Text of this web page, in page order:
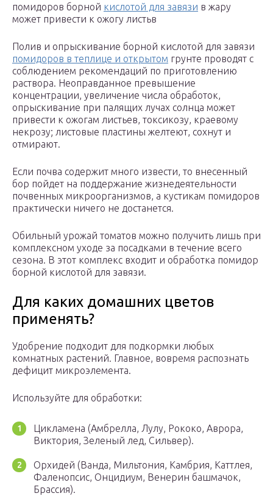
помидоров борной кислотой для завязи в жару
может привести к ожогу листьв
Полив и опрыскивание борной кислотой для завязи
помидоров в теплице и открытом грунте проводят с
соблюдением рекомендаций по приготовлению
раствора. Неоправданное превышение
концентрации, увеличение числа обработок,
опрыскивание при палящих лучах солнца может
привести к ожогам листьев, токсикозу, краевому
некрозу; листовые пластины желтеют, сохнут и
отмирают.
Если почва содержит много извести, то внесенный
бор пойдет на поддержание жизнедеятельности
почвенных микроорганизмов, а кустикам помидоров
практически ничего не достанется.
Обильный урожай томатов можно получить лишь при
комплексном уходе за посадками в течение всего
сезона. В этот комплекс входит и обработка помидор
борной кислотой для завязи.
Для каких домашних цветов
применять?
Удобрение подходит для подкормки любых
комнатных растений. Главное, вовремя распознать
дефицит микроэлемента.
Используйте для обработки:
Цикламена (Амбрелла, Лулу, Рококо, Аврора,
Виктория, Зеленый лед, Сильвер).
Орхидей (Ванда, Мильтония, Камбрия, Каттлея,
Фаленопсис, Онцидиум, Венерин башмачок,
Брассия).